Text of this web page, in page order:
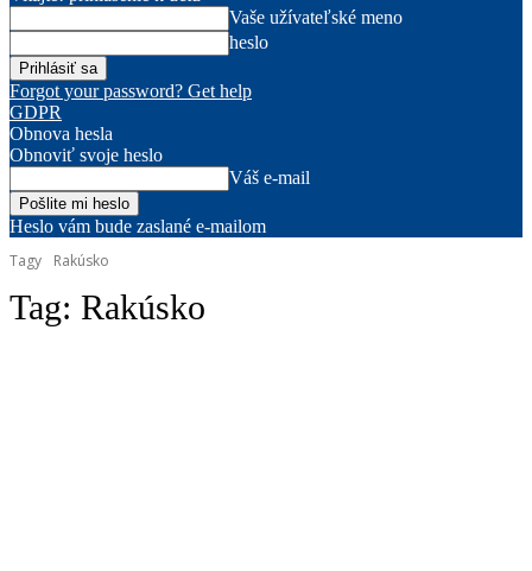
Vaše užívateľské meno
heslo
Forgot your password? Get help
GDPR
Obnova hesla
Obnoviť svoje heslo
Váš e-mail
Heslo vám bude zaslané e-mailom
Tagy
Rakúsko
Tag: Rakúsko